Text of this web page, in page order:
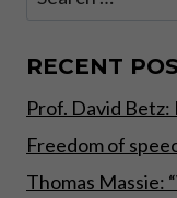
RECENT
Prof. David
Freedom of
Thomas Massie: